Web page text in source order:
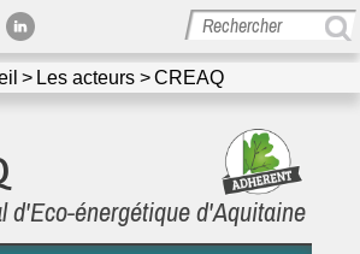
GRAINE Nouvelle-Aquitaine
Dossiers thématiques et méthodologiques
Media / Presse
Nous contacter
Les acteurs CREAQ
d'Eco-énergétique d'Aquitaine